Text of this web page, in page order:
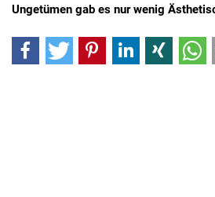
Ungetümen gab es nur wenig